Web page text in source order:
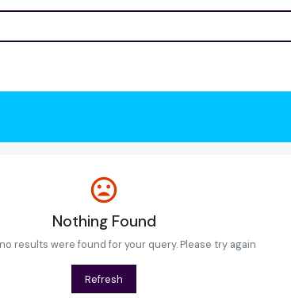
Nothing Found
results were found for your query. Please try again
Refresh